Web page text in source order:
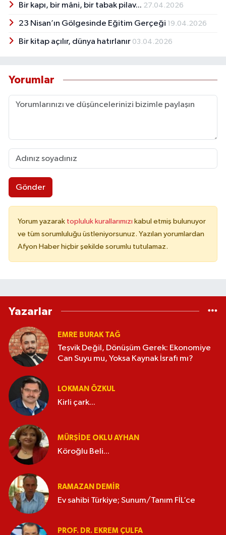
Bir kapı, bir mâni, bir tabak pilav... 27.04.2026
23 Nisan’ın Gölgesinde Eğitim Gerçeği 19.04.2026
Bir kitap açılır, dünya hatırlanır 03.04.2026
Yorumlar
Gönder
Yorum yazarak topluluk kurallarımızı kabul etmiş bulunuyor
ve tüm sorumluluğu üstleniyorsunuz. Yazılan yorumlardan
Afyon Haber hiçbir şekilde sorumlu tutulamaz.
Yazarlar
EMRE BURAK TAĞ
Teşvik Değil, Dönüşüm Gerek: Ekonomiye
Can Suyu mu, Yoksa Kaynak İsrafı mı?
LOKMAN ÖZKUL
Kirli çark...
MÜRŞIDE OKLU AYHAN
Köroğlu Beli...
RAMAZAN DEMİR
Ev sahibi Türkiye; Sunum/Tanım FİL’ce
PROF. DR. EKREM ÇULFA